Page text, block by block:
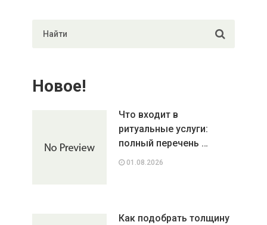
Новое!
Что входит в
ритуальные услуги:
полный перечень …
01.08.2026
Как подобрать толщину